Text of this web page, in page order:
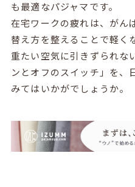
も最適なパジャマです。
在宅ワークの疲れは、がん
替え方を整えることで軽く
重たい空気に引きずられな
ンとオフのスイッチ」を、
みてはいかがでしょうか。